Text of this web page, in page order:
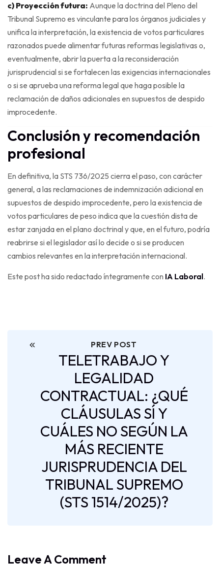
c) Proyección futura: Aunque la doctrina del Pleno del
Tribunal Supremo es vinculante para los órganos judiciales y
unifica la interpretación, la existencia de votos particulares
razonados puede alimentar futuras reformas legislativas o,
eventualmente, abrir la puerta a la reconsideración
jurisprudencial si se fortalecen las exigencias internacionales
o si se aprueba una reforma legal que haga posible la
reclamación de daños adicionales en supuestos de despido
improcedente.
Conclusión y recomendación
profesional
En definitiva, la STS 736/2025 cierra el paso, con carácter
general, a las reclamaciones de indemnización adicional en
supuestos de despido improcedente, pero la existencia de
votos particulares de peso indica que la cuestión dista de
estar zanjada en el plano doctrinal y que, en el futuro, podría
reabrirse si el legislador así lo decide o si se producen
cambios relevantes en la interpretación internacional.
Este post ha sido redactado íntegramente con IA Laboral.
PREV POST
TELETRABAJO Y
LEGALIDAD
CONTRACTUAL: ¿QUÉ
CLÁUSULAS SÍ Y
CUÁLES NO SEGÚN LA
MÁS RECIENTE
JURISPRUDENCIA DEL
TRIBUNAL SUPREMO
(STS 1514/2025)?
Leave A Comment